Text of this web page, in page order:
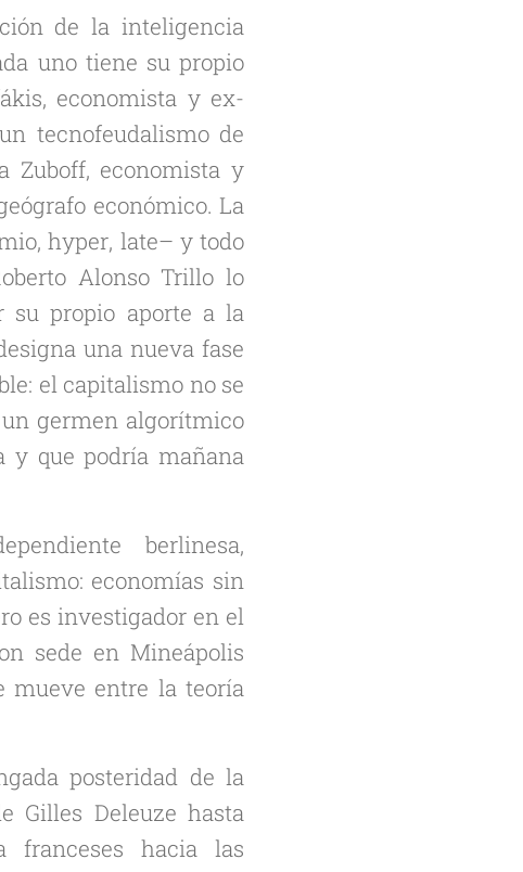
de la inteligencia
uno tiene su propio
economista y ex-
tecnofeudalismo de
Zuboff, economista y
económico. La
,hyper, late– y todo
Alonso Trillo lo
su propio aporte a la
una nueva fase
el capitalismo no se
germen algorítmico
y que podría mañana
berlinesa,
economías sin
es investigador en el
sede en Mineápolis
mueve entre la teoría
posteridad de la
Gilles Deleuze hasta
franceses hacia las